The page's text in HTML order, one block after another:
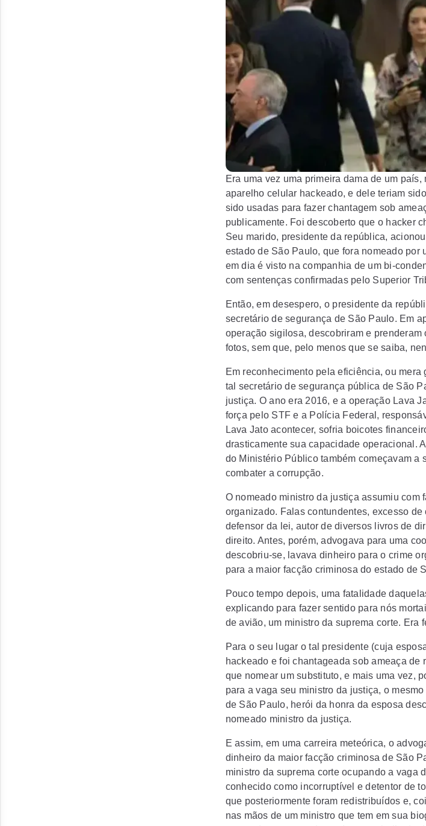
Era uma vez uma primeira dama de um
aparelho celular hackeado, e dele teriam
sido usadas para fazer chantagem sob
publicamente. Foi descoberto que o hacker
Seu marido, presidente da república,
estado de São Paulo, que fora nomeado por
em dia é visto na companhia de um bi-
com sentenças confirmadas pelo Superior
Então, em desespero, o presidente da
secretário de segurança de São Paulo. Em
operação sigilosa, descobriram e prenderam
fotos, sem que, pelo menos que se saiba,
Em reconhecimento pela eficiência, ou
tal secretário de segurança pública de São
justiça. O ano era 2016, e a operação Lava
força pelo STF e a Polícia Federal,
Lava Jato acontecer, sofria boicotes
drasticamente sua capacidade operacional.
do Ministério Público também começavam a
combater a corrupção.
O nomeado ministro da justiça assumiu com
organizado. Falas contundentes, excesso
defensor da lei, autor de diversos livros de
direito. Antes, porém, advogava para uma
descobriu-se, lavava dinheiro para o crime
para a maior facção criminosa do estado de
Pouco tempo depois, uma fatalidade
explicando para fazer sentido para nós
de avião, um ministro da suprema corte. Era
Para o seu lugar o tal presidente (cuja
hackeado e foi chantageada sob ameaça de
que nomear um substituto, e mais uma vez,
para a vaga seu ministro da justiça, o
de São Paulo, herói da honra da esposa
nomeado ministro da justiça.
E assim, em uma carreira meteórica, o
dinheiro da maior facção criminosa de São
ministro da suprema corte ocupando a vaga
conhecido como incorruptível e detentor de
que posteriormente foram redistribuídos e,
nas mãos de um ministro que tem em sua